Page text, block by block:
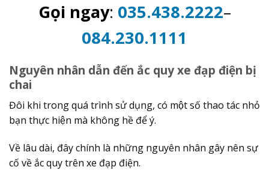
Gọi ngay: 035.438.2222–
084.230.1111
Nguyên nhân dẫn đến ắc quy xe đạp điện bị
chai
Đôi khi trong quá trình sử dụng, có một số thao tác nhỏ
bạn thực hiện mà không hề để ý.
Về lâu dài, đây chính là những nguyên nhân gây nên sự
cố về ắc quy trên xe đạp điện.